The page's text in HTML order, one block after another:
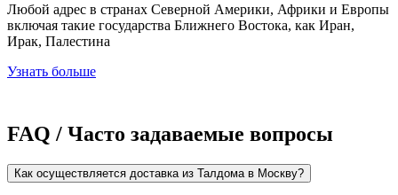
Любой адрес в странах Северной Америки, Африки и Европы
включая такие государства Ближнего Востока, как Иран,
Ирак, Палестина
Узнать больше
FAQ / Часто задаваемые вопросы
Как осуществляется доставка из Талдома в Москву?